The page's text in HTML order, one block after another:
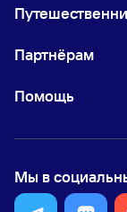
Партнёрам
Помощь
Мы в